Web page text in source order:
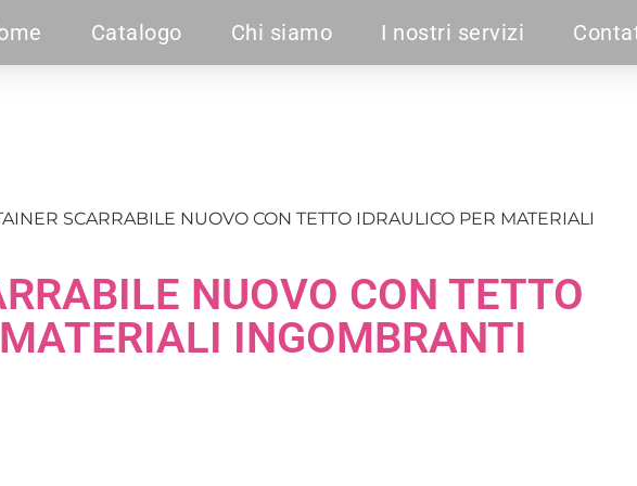
Catalogo Chi siamo I nostri servizi
SCARRABILE NUOVO CON TETTO IDRAULICO PER MATERIALI
NUOVO CON TETTO
INGOMBRANTI